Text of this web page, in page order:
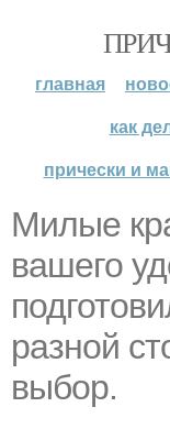
главная
как
прически и
Милые
вашего
разной
выбор.